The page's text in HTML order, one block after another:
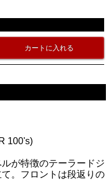
100's)
が特徴のテーラードジ
。フロントは段返りの